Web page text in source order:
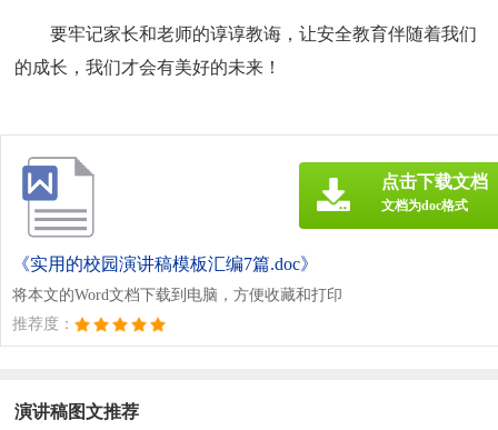
要牢记家长和老师的谆谆教诲，让安全教育伴随着我们
的成长，我们才会有美好的未来！
《实用的校园演讲稿模板汇编7篇.doc》
将本文的Word文档下载到电脑，方便收藏和打印
推荐度：
点击下载文档
文档为doc格式
演讲稿图文推荐